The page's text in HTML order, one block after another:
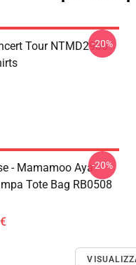
Tour NTMD2906
-20%
- Mamamoo Aya
Tote Bag RB0508
-20%